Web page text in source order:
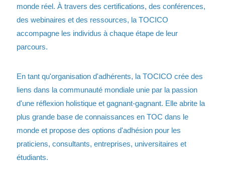
monde réel. À travers des certifications, des conférences,
des webinaires et des ressources, la TOCICO
accompagne les individus à chaque étape de leur
parcours.
En tant qu'organisation d'adhérents, la TOCICO crée des
liens dans la communauté mondiale unie par la passion
d'une réflexion holistique et gagnant-gagnant. Elle abrite la
plus grande base de connaissances en TOC dans le
monde et propose des options d'adhésion pour les
praticiens, consultants, entreprises, universitaires et
étudiants.